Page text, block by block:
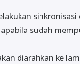
sinkronisasi
sudah
diarahkan ke